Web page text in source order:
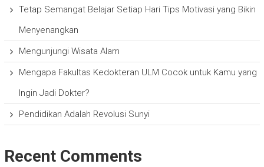
Tetap Semangat Belajar Setiap Hari Tips Motivasi yang Bikin
Menyenangkan
Mengunjungi Wisata Alam
Mengapa Fakultas Kedokteran ULM Cocok untuk Kamu yang
Ingin Jadi Dokter?
Pendidikan Adalah Revolusi Sunyi
Recent Comments